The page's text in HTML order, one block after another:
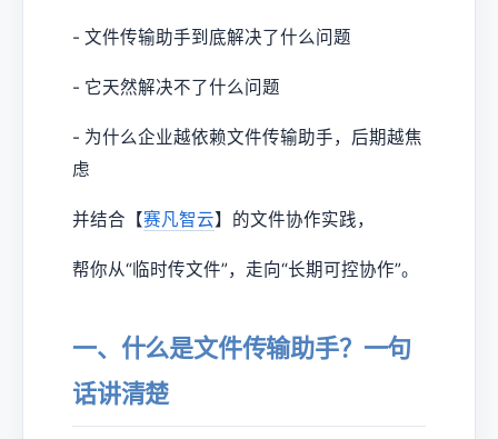
- 文件传输助手到底解决了什么问题
- 它天然解决不了什么问题
- 为什么企业越依赖文件传输助手，后期越焦
虑
并结合【赛凡智云】的文件协作实践，
帮你从“临时传文件”，走向“长期可控协作”。
一、什么是文件传输助手？一句
话讲清楚